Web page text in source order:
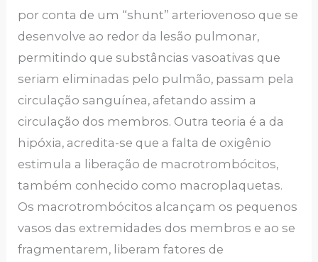
por conta de um “shunt” arteriovenoso que se
desenvolve ao redor da lesão pulmonar,
permitindo que substâncias vasoativas que
seriam eliminadas pelo pulmão, passam pela
circulação sanguínea, afetando assim a
circulação dos membros. Outra teoria é a da
hipóxia, acredita-se que a falta de oxigênio
estimula a liberação de macrotrombócitos,
também conhecido como macroplaquetas.
Os macrotrombócitos alcançam os pequenos
vasos das extremidades dos membros e ao se
fragmentarem, liberam fatores de